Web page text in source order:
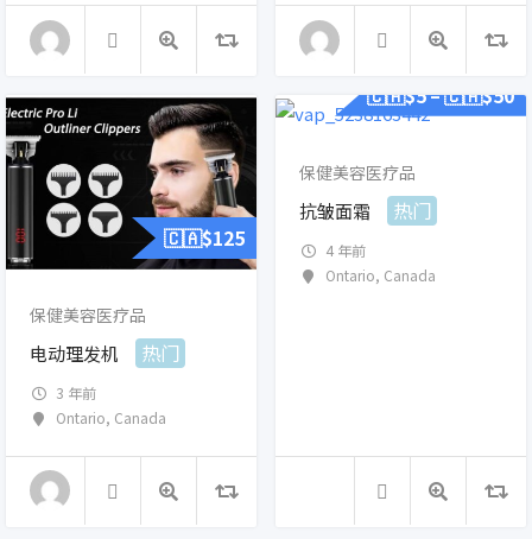
🇨🇦$125
保健美容医疗品
电动理发机 热门
3 年前
Ontario, Canada
🇨🇦$5–🇨🇦$50
保健美容医疗品
抗皱面霜 热门
4 年前
Ontario, Canada